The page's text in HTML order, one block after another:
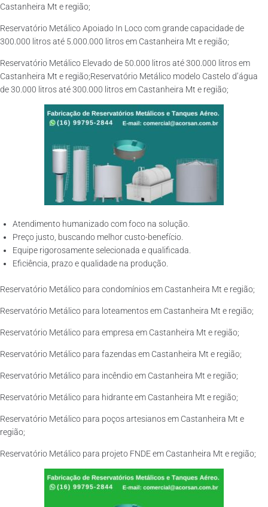
Castanheira Mt e região;
Reservatório Metálico Apoiado In Loco com grande capacidade de
300.000 litros até 5.000.000 litros em Castanheira Mt e região;
Reservatório Metálico Elevado de 50.000 litros até 300.000 litros em
Castanheira Mt e região;Reservatório Metálico modelo Castelo d’água
de 30.000 litros até 300.000 litros em Castanheira Mt e região;
Atendimento humanizado com foco na solução.
Preço justo, buscando melhor custo-benefício.
Equipe rigorosamente selecionada e qualificada.
Eficiência, prazo e qualidade na produção.
Reservatório Metálico para condomínios em Castanheira Mt e região;
Reservatório Metálico para loteamentos em Castanheira Mt e região;
Reservatório Metálico para empresa em Castanheira Mt e região;
Reservatório Metálico para fazendas em Castanheira Mt e região;
Reservatório Metálico para incêndio em Castanheira Mt e região;
Reservatório Metálico para hidrante em Castanheira Mt e região;
Reservatório Metálico para poços artesianos em Castanheira Mt e
região;
Reservatório Metálico para projeto FNDE em Castanheira Mt e região;